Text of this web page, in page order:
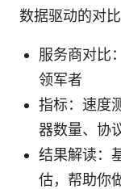
数据驱动的对
服务商对比
领军者
指标：速度
器数量、协
结果解读：
估，帮助你